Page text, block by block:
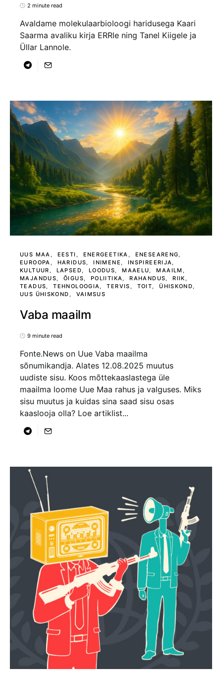
2 minute read
Avaldame molekulaarbioloogi haridusega Kaari
Saarma avaliku kirja ERRle ning Tanel Kiigele ja
Üllar Lannole.
UUS MAA EESTI ENERGEETIKA
ENESEARENG
EUROOPA
HARIDUS INIMENE
INSPIREERIJA
KULTUUR
LAPSED LOODUS MAAELU
MAAILM
MAJANDUS
ÕIGUS POLIITIKA RAHANDUS
RIIK
TEADUS
TEHNOLOOGIA TERVIS TOIT
ÜHISKOND
UUS ÜHISKOND
VAIMSUS
Vaba maailm
9 minute read
Fonte.News on Uue Vaba maailma
sõnumikandja. Alates 12.08.2025 muutus
uudiste sisu. Koos mõttekaaslastega üle
maailma loome Uue Maa rahus ja valguses. Miks
sisu muutus ja kuidas sina saad sisu osas
kaaslooja olla? Loe artiklist...